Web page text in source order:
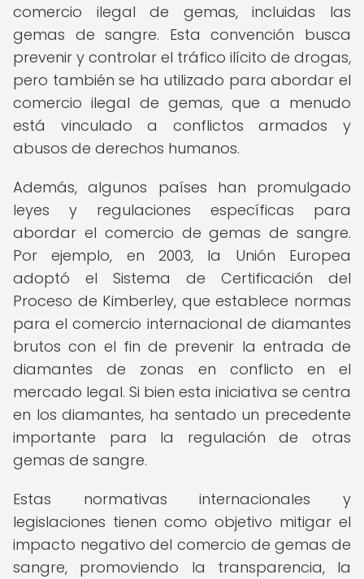
comercio ilegal de gemas, incluidas las
gemas de sangre. Esta convención busca
prevenir y controlar el tráfico ilícito de drogas,
pero también se ha utilizado para abordar el
comercio ilegal de gemas, que a menudo
está vinculado a conflictos armados y
abusos de derechos humanos.
Además, algunos países han promulgado
leyes y regulaciones específicas para
abordar el comercio de gemas de sangre.
Por ejemplo, en 2003, la Unión Europea
adoptó el Sistema de Certificación del
Proceso de Kimberley, que establece normas
para el comercio internacional de diamantes
brutos con el fin de prevenir la entrada de
diamantes de zonas en conflicto en el
mercado legal. Si bien esta iniciativa se centra
en los diamantes, ha sentado un precedente
importante para la regulación de otras
gemas de sangre.
Estas normativas internacionales y
legislaciones tienen como objetivo mitigar el
impacto negativo del comercio de gemas de
sangre, promoviendo la transparencia, la